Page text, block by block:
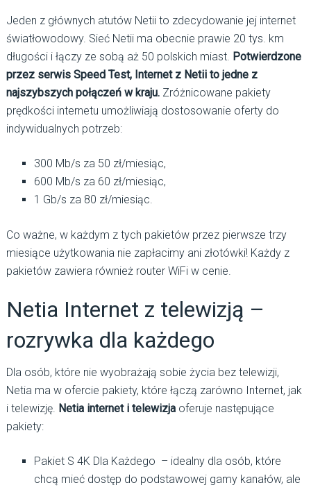
Jeden z głównych atutów Netii to zdecydowanie jej internet
światłowodowy. Sieć Netii ma obecnie prawie 20 tys. km
długości i łączy ze sobą aż 50 polskich miast. Potwierdzone
przez serwis Speed Test, Internet z Netii to jedne z
najszybszych połączeń w kraju.Zróżnicowane pakiety
prędkości internetu umożliwiają dostosowanie oferty do
indywidualnych potrzeb:
300 Mb/s za 50 zł/miesiąc,
600 Mb/s za 60 zł/miesiąc,
1 Gb/s za 80 zł/miesiąc.
Co ważne, w każdym z tych pakietów przez pierwsze trzy
miesiące użytkowania nie zapłacimy ani złotówki! Każdy z
pakietów zawiera również router WiFi w cenie.
Netia Internet z telewizją –
rozrywka dla każdego
Dla osób, które nie wyobrażają sobie życia bez telewizji,
Netia ma w ofercie pakiety, które łączą zarówno Internet, jak
i telewizję. Netia internet i telewizjaoferuje następujące
pakiety:
Pakiet S 4K Dla Każdego – idealny dla osób, które
chcą mieć dostęp do podstawowej gamy kanałów, ale